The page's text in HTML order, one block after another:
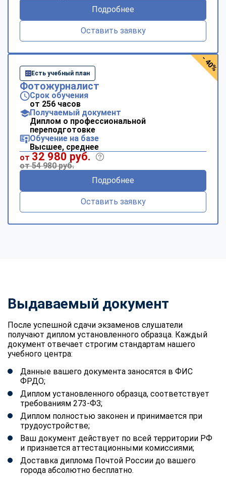
Подробнее
Оставить заявку
Есть учебный план
Фотожурналист
Срок обучения
от 256 часов
Получаемый документ
Диплом о профессиональной
переподготовке
Обучение на базе
Высшее, среднее
от 32 980 руб.
от 54 980 руб.
Подробнее
Оставить заявку
- 40%
Выдаваемый документ
После успешной сдачи экзаменов слушатели
получают диплом установленного образца. Каждый
документ отвечает строгим стандартам нашего
учебного центра:
Данные вашего документа заносятся в ФИС
ФРДО;
Диплом установленного образца, соответствует
требованиям 273-ФЗ;
Диплом полностью законен и принимается при
трудоустройстве;
Ваш документ действует по всей территории РФ
и признается аттестационными комиссиями;
Доставка диплома Почтой России до вашего
города абсолютно бесплатно.